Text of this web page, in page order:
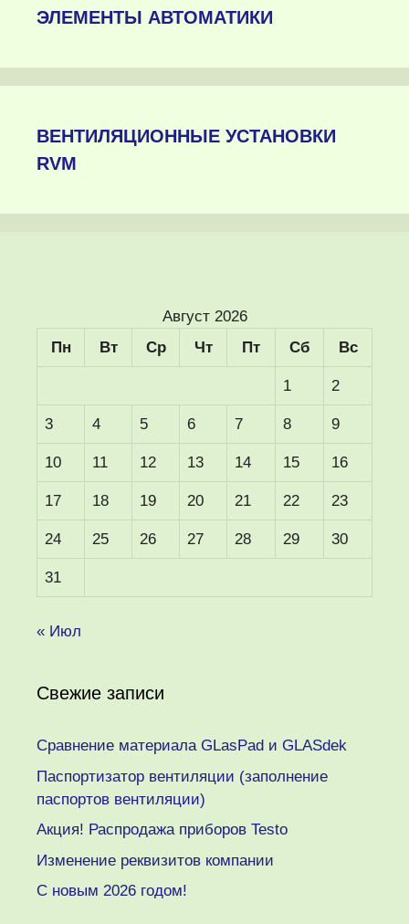
ЭЛЕМЕНТЫ АВТОМАТИКИ
ВЕНТИЛЯЦИОННЫЕ УСТАНОВКИ
RVM
Август 2026
Пн
Вт Ср Чт Пт Сб Вс
1 2
3 4 5 6 7 8 9
10 11 12 13 14 15 16
17 18 19 20 21 22 23
24 25 26 27 28 29 30
31
« Июл
Свежие записи
Сравнение материала GLasPad и GLASdek
Паспортизатор вентиляции (заполнение
паспортов вентиляции)
Акция! Распродажа приборов Testo
Изменение реквизитов компании
C новым 2026 годом!